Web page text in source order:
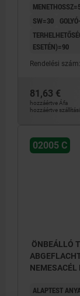
SW=30
ESETÉN)=90
Rendelési szám:
81,63 €
hozzáértve Áfa
hozzáértve
02005 C
ÖNBEÁLLÓ
NEMESACÉL
ALAPTEST